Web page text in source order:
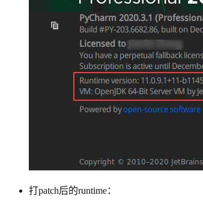
打patch后的runtime：